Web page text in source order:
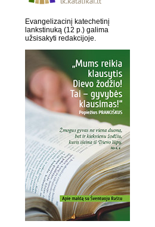
Evangelizacinį katechetinį
lankstinuką (12 p.) galima
užsisakyti redakcijoje.